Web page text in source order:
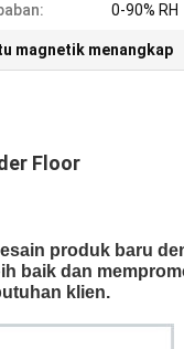
0-90% RH
magnetik menangkap
Floor
produk baru
baik dan
klien.